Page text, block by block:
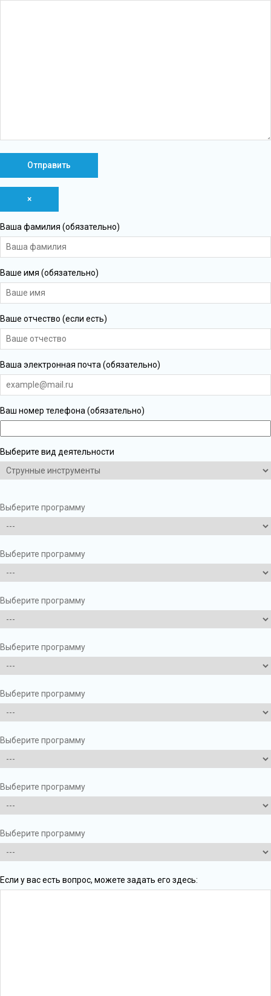
×
Ваша фамилия (обязательно)
Ваше имя (обязательно)
Ваше отчество (если есть)
Ваша электронная почта (обязательно)
Ваш номер телефона (обязательно)
Выберите вид деятельности
Выберите программу
Выберите программу
Выберите программу
Выберите программу
Выберите программу
Выберите программу
Выберите программу
Выберите программу
Если у вас есть вопрос, можете задать его здесь: